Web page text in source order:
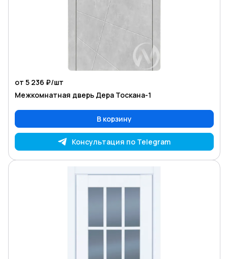
от 5 236 ₽/шт
Межкомнатная дверь Дера Тоскана-1
В корзину
Консультация по Telegram